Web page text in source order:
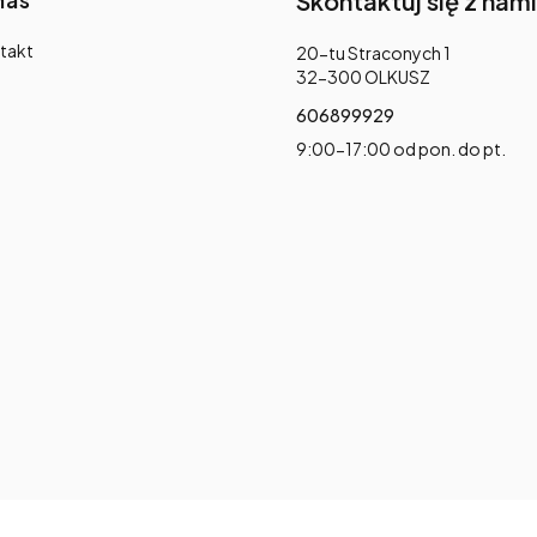
Adres:
20-tu Straconych 1
32-300 OLKUSZ
606899929
9:00-17:00 od pon. do pt.